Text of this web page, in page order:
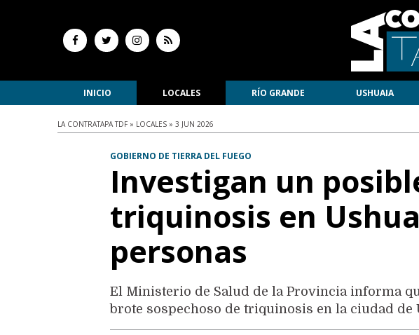
INICIO LOCALES RÍO GRANDE USHUAIA
LA CONTRATAPA TDF » LOCALES » 3 JUN 2026
GOBIERNO DE TIERRA DEL FUEGO
Investigan un
triquinosis en
personas
El Ministerio de Salud de la Provincia informa
brote sospechoso de triquinosis en la ciudad de